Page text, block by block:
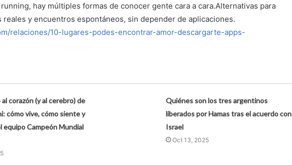
hay múltiples formas de conocer gente cara a cara.Alternativas para
y encuentros espontáneos, sin depender de aplicaciones.
relaciones/10-lugares-podes-encontrar-amor-descargarte-apps-
corazón (y al cerebro) de
cómo vive, cómo siente y
equipo Campeón Mundial
Quiénes son los tres argentinos
liberados por Hamas tras el acuerdo con
Israel
Oct 13, 2025